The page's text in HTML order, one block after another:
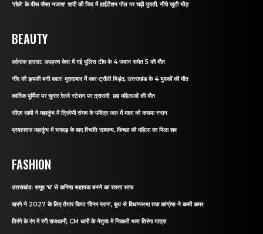
‘शोले’ के वीरू जैसा नजारा! शादी की जिद में हाईटेंशन पोल पर चढ़ी युवती, नीचे जुटी भीड़
BEAUTY
दर्दनाक हादसा: अपहरण केस में गई पुलिस टीम के 4 जवान समेत 5 की मौत
नींद की झपकी बनी काल! मुरादाबाद में कार-ट्रॉली भिड़ंत, उत्तराखंड के 4 युवकों की मौत
कार्तिक पूर्णिमा पर चुनार रेलवे स्टेशन पर त्रासदी: छह महिलाओं की मौत
सीएम धामी ने महाकुंभ में त्रिवेणी संगम के पवित्र जल में माता को कराया स्नान
प्रयागराज महाकुंभ में भगदड़ के बाद स्थिति सामान्य, किच्छा की महिला का मिला शव
FASHION
उत्तराखंडः समूह ‘घ’ से कनिष्ठ सहायक बनने का रास्ता साफ
खरगे ने 2027 के लिए तैयार किया ‘विनर प्लान’, बूथ से विधानसभा तक कांग्रेस ने कसी कमर
तिरंगे के रंग में रंगी राजधानी, CM धामी के नेतृत्व में निकली भव्य तिरंगा यात्रा